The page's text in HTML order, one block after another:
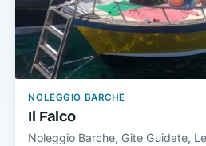
NOLEGGIO BARCHE
Il Falco
Noleggio Barche, Gite Guidate,